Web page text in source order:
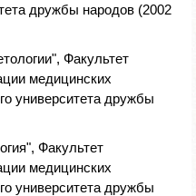
дружбы народов (2002
Факультет
медицинских
университета дружбы
Факультет
медицинских
университета дружбы